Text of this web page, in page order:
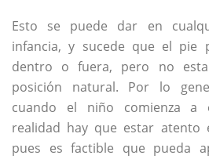
Esto se puede dar en
infancia, y sucede que el pie
dentro o fuera, pero no
posición natural. Por lo
cuando el niño comienza a
realidad hay que estar atento
pues es factible que pueda